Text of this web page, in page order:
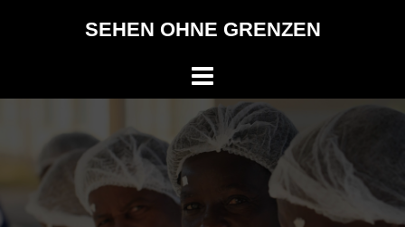
SEHEN OHNE GRENZEN